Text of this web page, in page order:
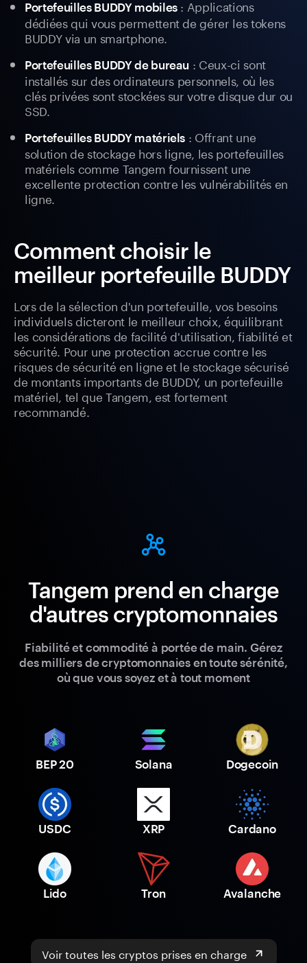
Portefeuilles BUDDY mobiles: Applications
dédiées qui vous permettent de gérer les tokens
BUDDY via un smartphone.
Portefeuilles BUDDY de bureau : Ceux-ci sont
installés sur des ordinateurs personnels, où les
clés privées sont stockées sur votre disque dur ou
SSD.
Portefeuilles BUDDY matériels : Offrant une
solution de stockage hors ligne, les portefeuilles
matériels comme Tangem fournissent une
excellente protection contre les vulnérabilités en
ligne.
Comment choisir le
meilleur portefeuille BUDDY
Lors de la sélection d'un portefeuille, vos besoins
individuels dicteront le meilleur choix, équilibrant
les considérations de facilité d'utilisation, fiabilité et
sécurité. Pour une protection accrue contre les
risques de sécurité en ligne et le stockage sécurisé
de montants importants de BUDDY, un portefeuille
matériel, tel que Tangem, est fortement
recommandé.
Tangem prend en charge
d'autres cryptomonnaies
Fiabilité et commodité à portée de main. Gérez
des milliers de cryptomonnaies en toute sérénité,
où que vous soyez et à tout moment
BEP 20 Solana Dogecoin
USDC XRP Cardano
Lido Tron Avalanche
Voir toutes les cryptos prises en charge